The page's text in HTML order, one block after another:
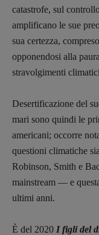
catastrofe, sul
amplificano le sue
sua certezza,
opponendosi alla
stravolgimenti
Desertificazione del
mari sono quindi le
americani; occorre
questioni climatiche
Robinson, Smith e
mainstream — e
ultimi anni.
È del 2020 I figli del